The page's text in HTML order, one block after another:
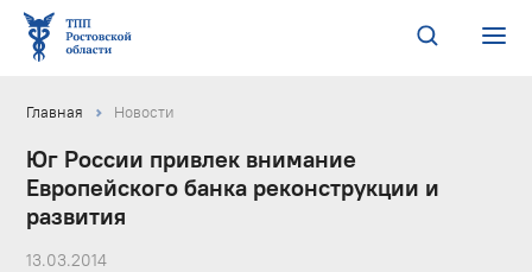
Главная Новости
Юг России привлек внимание
Европейского банка реконструкции и
развития
13.03.2014